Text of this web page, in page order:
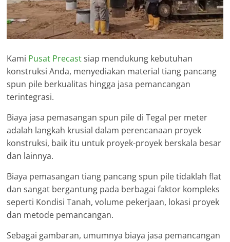
Kami Pusat Precastsiap mendukung kebutuhan
konstruksi Anda, menyediakan material tiang pancang
spun pile berkualitas hingga jasa pemancangan
terintegrasi.
Biaya jasa pemasangan spun pile di Tegal per meter
adalah langkah krusial dalam perencanaan proyek
konstruksi, baik itu untuk proyek-proyek berskala besar
dan lainnya.
Biaya pemasangan tiang pancang spun pile tidaklah flat
dan sangat bergantung pada berbagai faktor kompleks
seperti Kondisi Tanah, volume pekerjaan, lokasi proyek
dan metode pemancangan.
Sebagai gambaran, umumnya biaya jasa pemancangan